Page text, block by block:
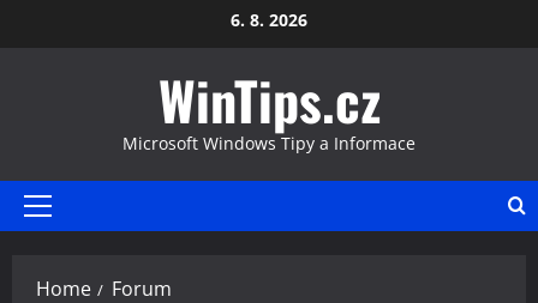
to
6. 8. 2026
WinTips.cz
Microsoft Windows Tipy a Informace
Primary
Home Forum